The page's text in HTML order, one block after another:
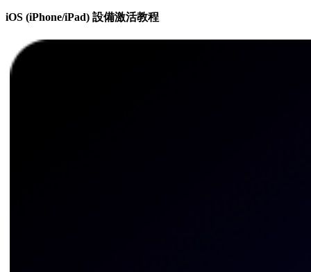
iOS (iPhone/iPad) 設備激活教程